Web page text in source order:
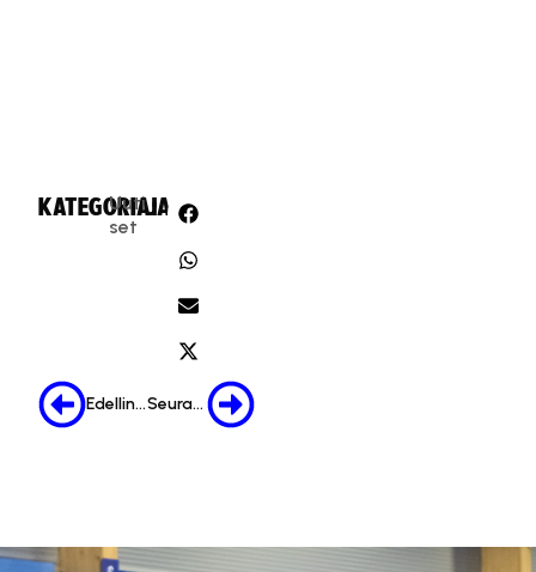
KATEGORIA:
Uuti
set
JAA:
Edellinen Seuraava